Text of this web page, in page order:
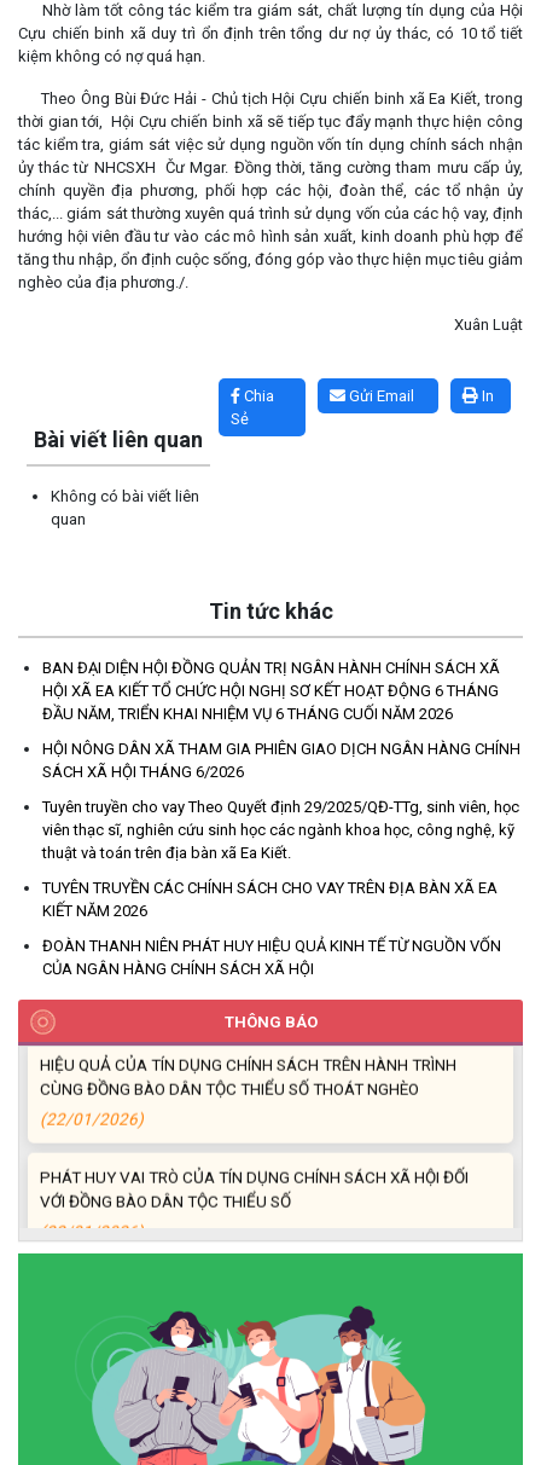
Nhờ làm tốt công tác kiểm tra giám sát, chất lượng tín dụng của Hội
Cựu chiến binh xã duy trì ổn định trên tổng dư nợ ủy thác, có 10 tổ tiết
kiệm không có nợ quá hạn.
Theo Ông Bùi Đức Hải - Chủ tịch Hội Cựu chiến binh xã Ea Kiết, trong
thời gian tới, Hội Cựu chiến binh xã sẽ tiếp tục đẩy mạnh thực hiện công
tác kiểm tra, giám sát việc sử dụng nguồn vốn tín dụng chính sách nhận
ủy thác từ NHCSXH Čư Mgar. Đồng thời, tăng cường tham mưu cấp ủy,
chính quyền địa phương, phối hợp các hội, đoàn thể, các tổ nhận ủy
thác,... giám sát thường xuyên quá trình sử dụng vốn của các hộ vay, định
hướng hội viên đầu tư vào các mô hình sản xuất, kinh doanh phù hợp để
tăng thu nhập, ổn định cuộc sống, đóng góp vào thực hiện mục tiêu giảm
nghèo của địa phương./.
Xuân Luật
In
Gửi Email
Chia
Sẻ
Bài viết liên quan
Không có bài viết liên
quan
Tin tức khác
BAN ĐẠI DIỆN HỘI ĐỒNG QUẢN TRỊ NGÂN HÀNH CHÍNH SÁCH XÃ
HỘI XÃ EA KIẾT TỔ CHỨC HỘI NGHỊ SƠ KẾT HOẠT ĐỘNG 6 THÁNG
ĐẦU NĂM, TRIỂN KHAI NHIỆM VỤ 6 THÁNG CUỐI NĂM 2026
HỘI NÔNG DÂN XÃ THAM GIA PHIÊN GIAO DỊCH NGÂN HÀNG CHÍNH
SÁCH XÃ HỘI THÁNG 6/2026
Tuyên truyền cho vay Theo Quyết định 29/2025/QĐ-TTg, sinh viên, học
viên thạc sĩ, nghiên cứu sinh học các ngành khoa học, công nghệ, kỹ
thuật và toán trên địa bàn xã Ea Kiết.
TUYÊN TRUYỀN CÁC CHÍNH SÁCH CHO VAY TRÊN ĐỊA BÀN XÃ EA
KIẾT NĂM 2026
ĐOÀN THANH NIÊN PHÁT HUY HIỆU QUẢ KINH TẾ TỪ NGUỒN VỐN
CỦA NGÂN HÀNG CHÍNH SÁCH XÃ HỘI
THÔNG BÁO
Thông báo mời báo giá chỉnh lý hồ sơ tại Văn phòng Đảng ủy xã
(23/04/2026)
NIỀM VUI CỦA NGƯỜI DÂN ĐỐI VỚI CHƯƠNG TRÌNH TÍN DỤNG
(26/03/2026)
HIỆU QUẢ TỪ NGUỒN VỐN VAY GIẢI QUYẾT VIỆC LÀM
(26/02/2026)
HIỆU QUẢ CỦA TÍN DỤNG CHÍNH SÁCH TRÊN HÀNH TRÌNH
CÙNG ĐỒNG BÀO DÂN TỘC THIỂU SỐ THOÁT NGHÈO
(22/01/2026)
PHÁT HUY VAI TRÒ CỦA TÍN DỤNG CHÍNH SÁCH XÃ HỘI ĐỐI
VỚI ĐỒNG BÀO DÂN TỘC THIỂU SỐ
(22/01/2026)
(22/12/2025)
Tấm gương Hội nông dân xã Ea Kiết vươn lên nhờ nguồn vốn vay
(18/12/2025)